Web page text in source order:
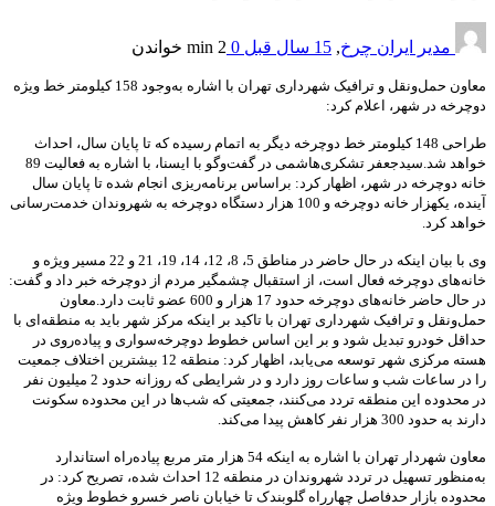
مدیر ایران چرخ, 15 سال قبل 0
2 min خواندن
معاون حمل‌ونقل و ترافیک شهرداری تهران با اشاره به‌وجود 158 کیلومتر خط ویژه
دوچرخه در شهر، اعلام کرد:
طراحی 148 کیلومتر خط دوچرخه دیگر به اتمام رسیده که تا پایان سال، احداث
خواهد شد.سیدجعفر تشکری‌هاشمی در گفت‌وگو با ایسنا، با اشاره به فعالیت 89
خانه دوچرخه در شهر، اظهار کرد: براساس برنامه‌ریزی انجام شده تا پایان سال
آینده، یکهزار خانه دوچرخه و 100 هزار دستگاه دوچرخه به شهروندان خدمت‌رسانی
خواهد کرد.
وی با بیان اینکه در حال حاضر در مناطق 5، 8، 12، 14، 19، 21 و 22 مسیر ویژه و
خانه‌های دوچرخه فعال است، از استقبال چشمگیر مردم از دوچرخه خبر داد و گفت:
در حال حاضر خانه‌های دوچرخه حدود 17 هزار و 600 عضو ثابت دارد.معاون
حمل‌ونقل و ترافیک شهرداری تهران با تاکید بر اینکه مرکز شهر باید به منطقه‌ای با
حداقل خودرو تبدیل شود و بر این اساس خطوط دوچرخه‌سواری و پیاده‌روی در
هسته مرکزی شهر توسعه می‌یابد، اظهار کرد: منطقه 12 بیشترین اختلاف جمعیت
را در ساعات شب و ساعات روز دارد و در شرایطی که روزانه حدود 2 میلیون نفر
در محدوده این منطقه تردد می‌کنند، جمعیتی که شب‌ها در این محدوده سکونت
دارند به حدود 300 هزار نفر کاهش پیدا می‌کند.
معاون شهردار تهران با اشاره به اینکه 54 هزار متر مربع پیاده‌راه استاندارد
به‌منظور تسهیل در تردد شهروندان در منطقه 12 احداث شده، تصریح کرد: در
محدوده بازار حد‌فاصل چهارراه گلوبندک تا خیابان ناصر خسرو خطوط ویژه